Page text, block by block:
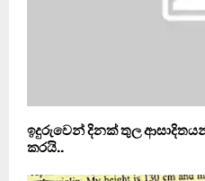
ඉදුරුවෙන් දිනක් තුල
කරයි..